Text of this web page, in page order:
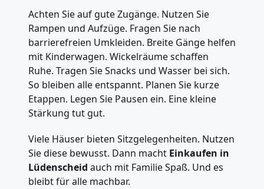
Achten Sie auf gute Zugänge. Nutzen Sie
Rampen und Aufzüge. Fragen Sie nach
barrierefreien Umkleiden. Breite Gänge helfen
mit Kinderwagen. Wickelräume schaffen
Ruhe. Tragen Sie Snacks und Wasser bei sich.
So bleiben alle entspannt. Planen Sie kurze
Etappen. Legen Sie Pausen ein. Eine kleine
Stärkung tut gut.
Viele Häuser bieten Sitzgelegenheiten. Nutzen
Sie diese bewusst. Dann macht Einkaufen in
Lüdenscheid auch mit Familie Spaß. Und es
bleibt für alle machbar.